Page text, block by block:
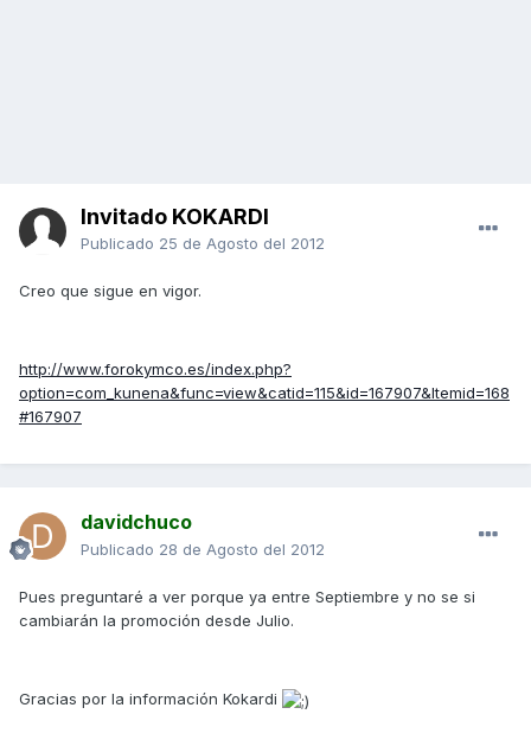
Invitado KOKARDI
Publicado 25 de Agosto del 2012
Creo que sigue en vigor.
http://www.forokymco.es/index.php?
option=com_kunena&func=view&catid=115&id=167907&Itemid=168
#167907
davidchuco
Publicado 28 de Agosto del 2012
Pues preguntaré a ver porque ya entre Septiembre y no se si
cambiarán la promoción desde Julio.
Gracias por la información Kokardi